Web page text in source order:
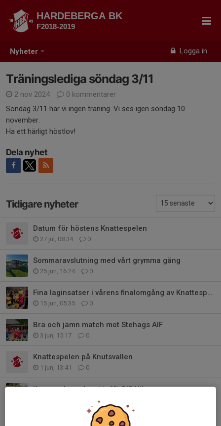
Nyheter Logga in
HARDEBERGA BK
F2018-2019
Träningslediga söndag 3/11
2 nov 2024
0 kommentarer
Söndag 3/11 har vi ingen träning. Vi ses igen söndag 10
november.
Ha ett härligt höstlov!
Dela nyhet
Tidigare nyheter
Datum för höstens Knattespelen
27 jul, 08:34 0
Sommaravslutning med vårt grymma gäng
25 jun, 16:24 0
Fina laginsatser i vårens finalomgång av Knattespelen
15 jun, 05:35 0
Bra och jämn match mot Stehags AIF
3 jun, 15:17 0
Knattespelen på Knutsvallen
1 jun, 13:41 0
Kamp och mod mot tufft GIF Nike
Välkomna till Knutsvallen och match mot GIF Nike